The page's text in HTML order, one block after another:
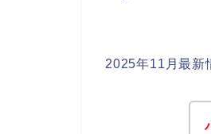
2025年11月最新